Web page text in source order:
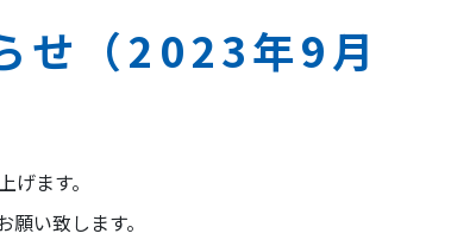
せ（2023年9月
ます。
い致します。